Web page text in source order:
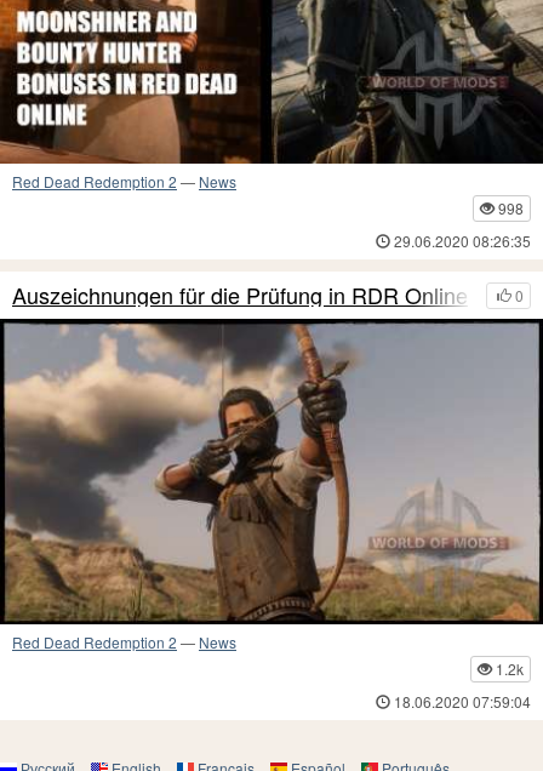
Red Dead Redemption 2 — News
998
29.06.2020 08:26:35
0
Auszeichnungen für die Prüfung in RDR Online
Red Dead Redemption 2 — News
1.2k
18.06.2020 07:59:04